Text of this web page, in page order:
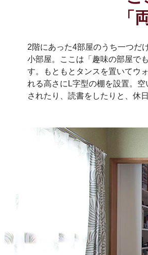
「
2階にあった4部屋のうち一つだ
小部屋。ここは「趣味の部屋で
す。もともとタンスを置いてウ
れる高さにL字型の棚を設置。
されたり、読書をしたりと、休